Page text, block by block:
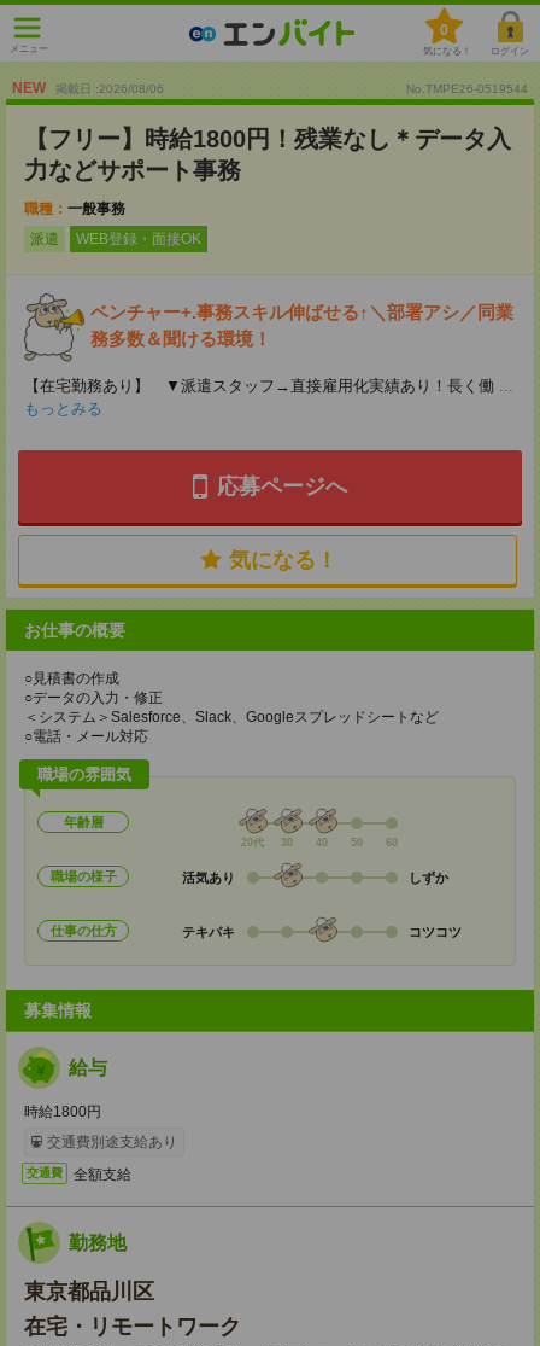
メニュー
0
気になる！ ログイン
NEW 掲載日 :2026/08/06 No.TMPE26-0519544
【フリー】時給1800円！残業なし＊データ入
力などサポート事務
職種： 一般事務
派遣
WEB登録・面接OK
ベンチャー+.事務スキル伸ばせる↑＼部署アシ／同業
務多数＆聞ける環境！
【在宅勤務あり】 ▼派遣スタッフ→直接雇用化実績あり！長く働 ...
もっとみる
応募ページへ
気になる！
お仕事の概要
○見積書の作成
○データの入力・修正
＜システム＞Salesforce、Slack、Googleスプレッドシートなど
○電話・メール対応
職場の雰囲気
年齢層
20代 30 40 50 60
職場の様子 活気あり しずか
仕事の仕方 テキパキ コツコツ
募集情報
給与
時給1800円
交通費別途支給あり
交通費 全額支給
勤務地
東京都品川区
在宅・リモートワーク